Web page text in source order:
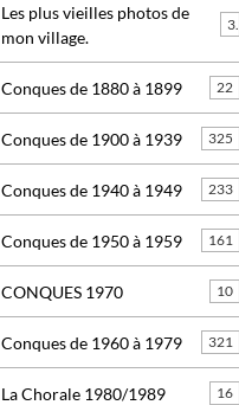
Les plus vieilles photos de
mon village.
3
Conques de 1880 à 1899 22
Conques de 1900 à 1939 325
Conques de 1940 à 1949 233
Conques de 1950 à 1959 161
CONQUES 1970 10
Conques de 1960 à 1979 321
La Chorale 1980/1989 16